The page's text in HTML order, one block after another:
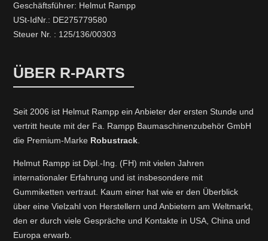
Geschäftsführer: Helmut Rampp
USt-IdNr.: DE275779580
Steuer Nr. : 125/136/00303
ÜBER R-PARTS
Seit 2006 ist Helmut Rampp ein An­bieter der ersten Stunde und
vertritt heute mit der Fa. Rampp Baumaschinenzubehör GmbH
die Premium-Marke Robustrack.
Helmut Rampp ist Dipl.-Ing. (FH) mit vielen Jahren
internationaler Erfahrung und ist insbesondere mit
Gummiketten vertraut. Kaum einer hat wie er den Überblick
über eine Vielzahl von Herstellern und Anbietern am Weltmarkt,
den er durch viele Gespräche und Kontakte in USA, China und
Europa erwarb.